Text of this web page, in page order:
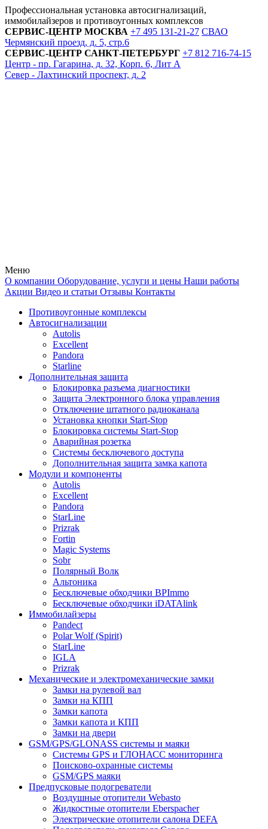
Профессиональная установка автосигнализаций,
иммобилайзеров и противоугонных комплексов
СЕРВИС-ЦЕНТР МОСКВА +7 495 131-21-27 СВАО
Чермянский проезд, д. 5, стр.6
СЕРВИС-ЦЕНТР САНКТ-ПЕТЕРБУРГ +7 812 716-74-15
Центр - пр. Гагарина, д. 32, Корп. 6, Лит А
Север - Лахтинский проспект, д. 2
Меню
О компании Оборудование, услуги и цены Наши работы
Акции Видео и статьи Отзывы Контакты
Противоугонные комплексы
Автосигнализации
Autolis
Excellent
Pandora
Starline
Дополнительная защита
Блокировка разъема диагностики
Защита Электронного блока управления
Отключение штатного радиоканала
Установка кнопки Start-Stop
Блокировка системы Start-Stop
Аварийная розетка
Системы бесключевого доступа
Дополнительная защита замка капота
Модули и компоненты
Autolis
Excellent
Pandora
StarLine
Prizrak
Fortin
Magic Systems
Sobr
Полярный Волк
Альтоника
Бесключевые обходчики BPImmo
Бесключевые обходчики iDATAlink
Иммобилайзеры
Pandect
Polar Wolf (Spirit)
StarLine
IGLA
Prizrak
Механические и электромеханические замки
Замки на рулевой вал
Замки на КПП
Замки капота
Замки капота и КПП
Замки на двери
GSM/GPS/GLONASS системы и маяки
Системы GPS и ГЛОНАСС мониторинга
Поисково-охранные системы
GSM/GPS маяки
Предпусковые подогреватели
Воздушные отопители Webasto
Жидкостные отопители Eberspacher
Электрические отопители салона DEFA